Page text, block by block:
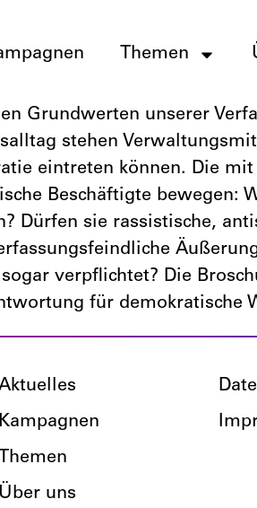
Themen
Grundwerten unserer
stehen
eintreten können. Die
Beschäftigte bewegen:
Dürfen sie rassistische,
verpflichtet? Die
für demokratische
Kampagnen
Themen
Über uns